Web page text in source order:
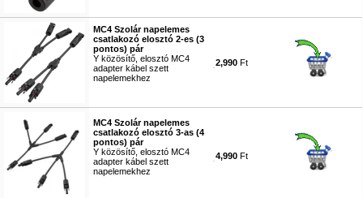
MC4 Szolár napelemes
csatlakozó elosztó 2-es (3
pontos) pár
Y közösítő, elosztó MC4
adapter kábel szett
napelemekhez
2,990 Ft
MC4 Szolár napelemes
csatlakozó elosztó 3-as (4
pontos) pár
Y közösítő, elosztó MC4
adapter kábel szett
napelemekhez
4,990 Ft